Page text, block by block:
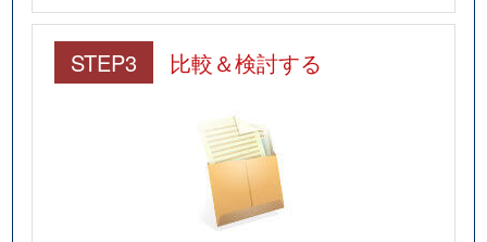
STEP3 比較＆検討する